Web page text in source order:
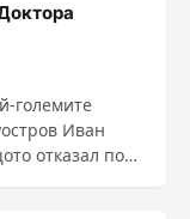
големите
Иван
отказал по